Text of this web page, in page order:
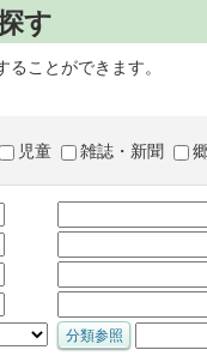
す
ことができます。
児童 雑誌・新聞